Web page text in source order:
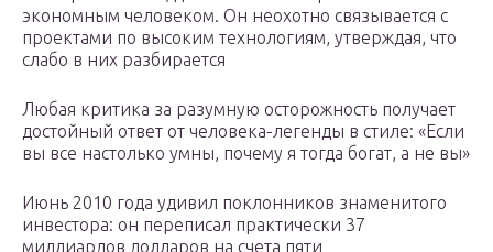
экономным человеком. Он неохотно связывается с
проектами по высоким технологиям, утверждая, что
слабо в них разбирается
Любая критика за разумную осторожность получает
достойный ответ от человека-легенды в стиле: «Если
вы все настолько умны, почему я тогда богат, а не вы»
Июнь 2010 года удивил поклонников знаменитого
инвестора: он переписал практически 37
миллиардов долларов на счета пяти